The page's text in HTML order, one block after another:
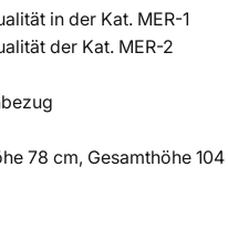
in der Kat. MER-1
der Kat. MER-2
78 cm, Gesamthöhe 104